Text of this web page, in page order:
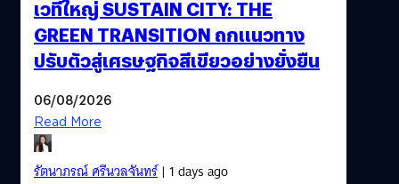
เวทีใหญ่ SUSTAIN CITY: THE
GREEN TRANSITION ถกแนวทาง
ปรับตัวสู่เศรษฐกิจสีเขียวอย่างยั่งยืน
06/08/2026
Read More
รัตนาภรณ์ ศรีนวลจันทร์| 1 days ago